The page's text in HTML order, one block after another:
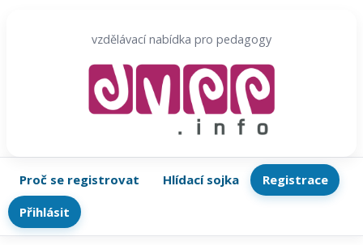
vzdělávací nabídka pro pedagogy
Proč se registrovat Hlídací sojka
Registrace
Přihlásit